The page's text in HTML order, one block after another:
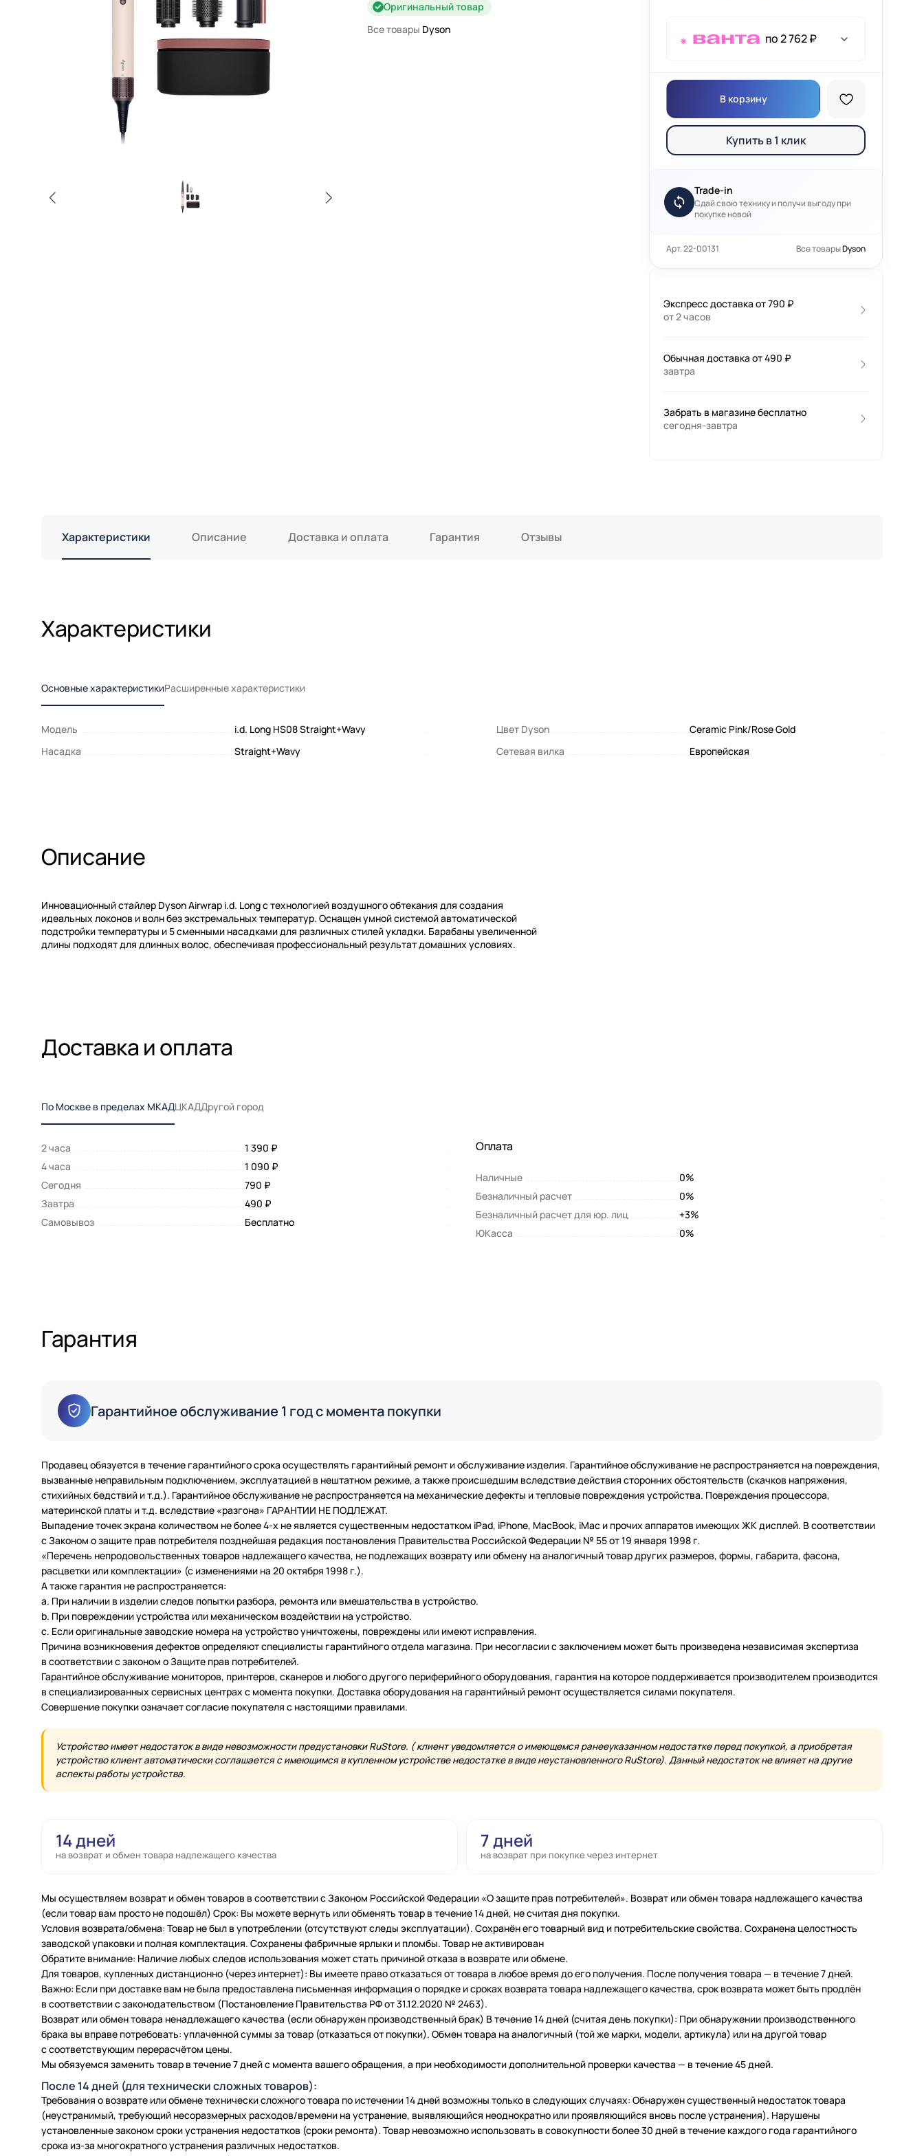
Оригинальный товар
Все товары Dyson
по 2 762 ₽
В корзину
Купить в 1 клик
Trade-in
Сдай свою технику и получи выгоду при
покупке новой
Арт. 22-00131 Все товарыDyson
Экспресс доставка от 790 ₽
от 2 часов
Обычная доставка от 490 ₽
завтра
Забрать в магазине бесплатно
сегодня-завтра
Характеристики Описание Доставка и оплата Гарантия Отзывы
Характеристики
Основные характеристикиРасширенные характеристики
Модель i.d. Long HS08 Straight+Wavy Цвет Dyson
Ceramic Pink/Rose Gold
Насадка
Straight+Wavy Сетевая вилка Eвропейская
Описание
Инновационный стайлер Dyson Airwrap i.d. Long с технологией воздушного обтекания для создания
идеальных локонов и волн без экстремальных температур. Оснащен умной системой автоматической
подстройки температуры и 5 сменными насадками для различных стилей укладки. Барабаны увеличенной
длины подходят для длинных волос, обеспечивая профессиональный результат домашних условиях.
Доставка и оплата
По Москве в пределах МКАДЦКАДДругой город
2 часа
1 390 ₽
4 часа
1 090 ₽
Сегодня
790 ₽
Завтра
490 ₽
Самовывоз
Бесплатно
Оплата
Наличные
0%
Безналичный расчет
0%
Безналичный расчет для юр. лиц
+3%
ЮКасса
0%
Гарантия
Гарантийное обслуживание 1 год с момента покупки
Продавец обязуется в течение гарантийного срока осуществлять гарантийный ремонт и обслуживание изделия. Гарантийное обслуживание не распространяется на повреждения,
вызванные неправильным подключением, эксплуатацией в нештатном режиме, а также происшедшим вследствие действия сторонних обстоятельств (скачков напряжения,
стихийных бедствий и т.д.). Гарантийное обслуживание не распространяется на механические дефекты и тепловые повреждения устройства. Повреждения процессора,
материнской платы и т.д. вследствие «разгона» ГАРАНТИИ НЕ ПОДЛЕЖАТ.
Выпадение точек экрана количеством не более 4-х не является существенным недостатком iPad, iPhone, MacBook, iMac и прочих аппаратов имеющих ЖК дисплей. В соответствии
с Законом о защите прав потребителя позднейшая редакция постановления Правительства Российской Федерации № 55 от 19 января 1998 г.
«Перечень непродовольственных товаров надлежащего качества, не подлежащих возврату или обмену на аналогичный товар других размеров, формы, габарита, фасона,
расцветки или комплектации» (с изменениями на 20 октября 1998 г.).
А также гарантия не распространяется:
a. При наличии в изделии следов попытки разбора, ремонта или вмешательства в устройство.
b. При повреждении устройства или механическом воздействии на устройство.
c. Если оригинальные заводские номера на устройство уничтожены, повреждены или имеют исправления.
Причина возникновения дефектов определяют специалисты гарантийного отдела магазина. При несогласии с заключением может быть произведена независимая экспертиза
в соответствии с законом о Защите прав потребителей.
Гарантийное обслуживание мониторов, принтеров, сканеров и любого другого периферийного оборудования, гарантия на которое поддерживается производителем производится
в специализированных сервисных центрах с момента покупки. Доставка оборудования на гарантийный ремонт осуществляется силами покупателя.
Совершение покупки означает согласие покупателя с настоящими правилами.
Устройство имеет недостаток в виде невозможности предустановки RuStore. ( клиент уведомляется о имеющемся ранееуказанном недостатке перед покупкой, а приобретая
устройство клиент автоматически соглашается с имеющимся в купленном устройстве недостатке в виде неустановленного RuStore). Данный недостаток не влияет на другие
аспекты работы устройства.
14 дней
на возврат и обмен товара надлежащего качества
7 дней
на возврат при покупке через интернет
Мы осуществляем возврат и обмен товаров в соответствии с Законом Российской Федерации «О защите прав потребителей». Возврат или обмен товара надлежащего качества
(если товар вам просто не подошёл) Срок: Вы можете вернуть или обменять товар в течение 14 дней, не считая дня покупки.
Условия возврата/обмена: Товар не был в употреблении (отсутствуют следы эксплуатации). Сохранён его товарный вид и потребительские свойства. Сохранена целостность
заводской упаковки и полная комплектация. Сохранены фабричные ярлыки и пломбы. Товар не активирован
Обратите внимание: Наличие любых следов использования может стать причиной отказа в возврате или обмене.
Для товаров, купленных дистанционно (через интернет): Вы имеете право отказаться от товара в любое время до его получения. После получения товара — в течение 7 дней.
Важно: Если при доставке вам не была предоставлена письменная информация о порядке и сроках возврата товара надлежащего качества, срок возврата может быть продлён
в соответствии с законодательством (Постановление Правительства РФ от 31.12.2020 № 2463).
Возврат или обмен товара ненадлежащего качества (если обнаружен производственный брак) В течение 14 дней (считая день покупки): При обнаружении производственного
брака вы вправе потребовать: уплаченной суммы за товар (отказаться от покупки). Обмен товара на аналогичный (той же марки, модели, артикула) или на другой товар
с соответствующим перерасчётом цены.
Мы обязуемся заменить товар в течение 7 дней с момента вашего обращения, а при необходимости дополнительной проверки качества — в течение 45 дней.
После 14 дней (для технически сложных товаров):
Требования о возврате или обмене технически сложного товара по истечении 14 дней возможны только в следующих случаях: Обнаружен существенный недостаток товара
(неустранимый, требующий несоразмерных расходов/времени на устранение, выявляющийся неоднократно или проявляющийся вновь после устранения). Нарушены
установленные законом сроки устранения недостатков (сроки ремонта). Товар невозможно использовать в совокупности более 30 дней в течение каждого года гарантийного
срока из-за многократного устранения различных недостатков.